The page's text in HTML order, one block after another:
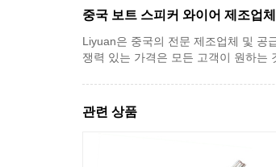
중국 보트 스피커 와이어 제조업
Liyuan은 중국의 전문 제조업체 및 공
쟁력 있는 가격은 모든 고객이 원하는
관련 상품